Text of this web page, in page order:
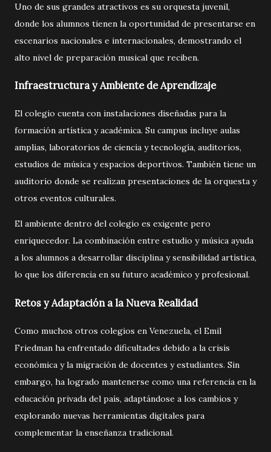
Uno de sus grandes atractivos es su orquesta juvenil,
donde los alumnos tienen la oportunidad de presentarse en
escenarios nacionales e internacionales, demostrando el
alto nivel de preparación musical que reciben.
Infraestructura y Ambiente de Aprendizaje
El colegio cuenta con instalaciones diseñadas para la
formación artística y académica. Su campus incluye aulas
amplias, laboratorios de ciencia y tecnología, auditorios,
estudios de música y espacios deportivos. También tiene un
auditorio donde se realizan presentaciones de la orquesta y
otros eventos culturales.
El ambiente dentro del colegio es exigente pero
enriquecedor. La combinación entre estudio y música ayuda
a los alumnos a desarrollar disciplina y sensibilidad artística,
lo que los diferencia en su futuro académico y profesional.
Retos y Adaptación a la Nueva Realidad
Como muchos otros colegios en Venezuela, el Emil
Friedman ha enfrentado dificultades debido a la crisis
económica y la migración de docentes y estudiantes. Sin
embargo, ha logrado mantenerse como una referencia en la
educación privada del país, adaptándose a los cambios y
explorando nuevas herramientas digitales para
complementar la enseñanza tradicional.